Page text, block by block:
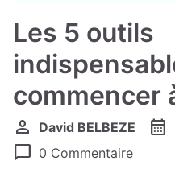
Les 5 outils
commencer
person David BELBEZE calendar_month
chat_bubble 0 Commentaire